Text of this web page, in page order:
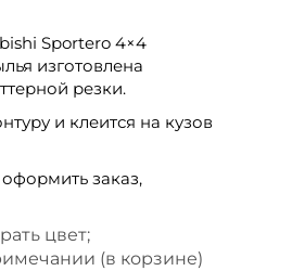
Sportero 4×4
изготовлена
резки.
и клеится на кузов
заказ,
цвет;
(в корзине)